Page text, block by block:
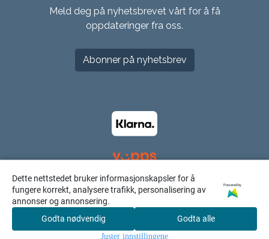
Meld deg på nyhetsbrevet vårt for å få
oppdateringer fra oss.
Abonner på nyhetsbrev
Dette nettstedet bruker informasjonskapsler for å
fungere korrekt, analysere trafikk, personalisering av
annonser og annonsering.
Powered by
Godta nødvendig Godta alle
Juster innstillingene